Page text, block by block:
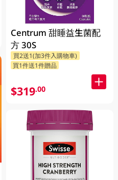
Centrum 甜睡益生菌配
方 30S
買2送1(加3件入購物車)
買1件送1件贈品
$319.00